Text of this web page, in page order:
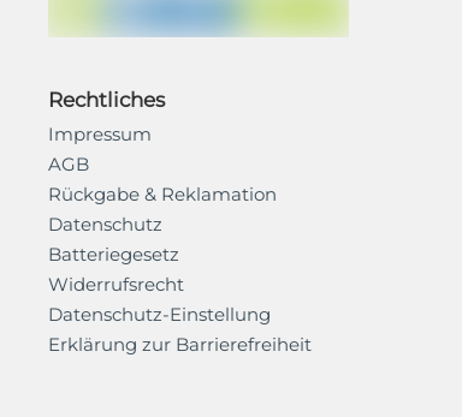
Rechtliches
Impressum
AGB
Rückgabe & Reklamation
Datenschutz
Batteriegesetz
Widerrufsrecht
Datenschutz-Einstellung
Erklärung zur Barrierefreiheit